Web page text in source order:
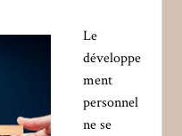
Le
développe
ment
personnel
ne se